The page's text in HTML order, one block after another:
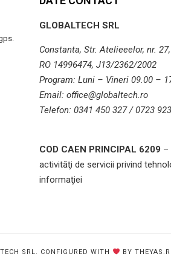
GLOBALTECH SRL
Constanta, Str. Atelieeelor, nr.
RO 14996474, J13/2362/2002
Program: Luni – Vineri 09.00 –
Email: office@globaltech.ro
Telefon: 0341 450 327 / 0723
COD CAEN PRINCIPAL 6209 –
activităţi de servicii privind
informaţiei
SRL. CONFIGURED WITH BY